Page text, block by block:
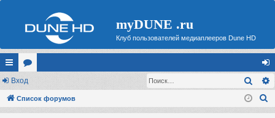
myDUNE .ru
Клуб пользователей медиаплееров Dune HD
с
ы
ор
ум
хо
д
Вход
Список форумов